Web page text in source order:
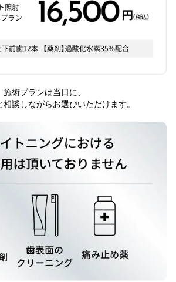
施術プランは当日に、
談しながらお選びいただけます。